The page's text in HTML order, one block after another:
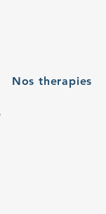
Nos therapies